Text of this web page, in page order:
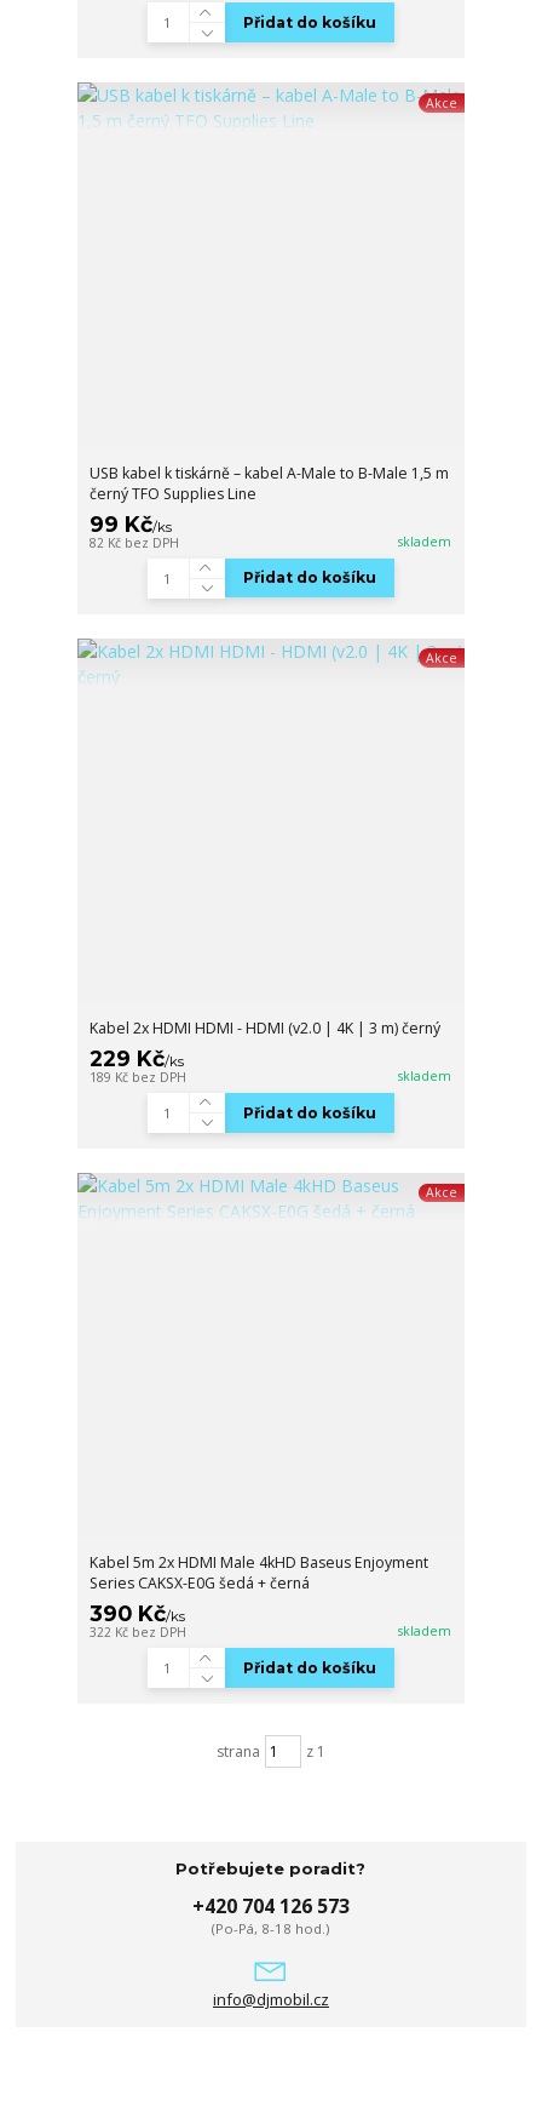
Přidat do košíku
Akce
USB kabel k tiskárně – kabel A-Male to B-Male 1,5 m
černý TFO Supplies Line
99 Kč/ks
82 Kč bez DPH skladem
Přidat do košíku
Akce
Kabel 2x HDMI HDMI - HDMI (v2.0 | 4K | 3 m) černý
229 Kč/ks
189 Kč bez DPH skladem
Přidat do košíku
Akce
Kabel 5m 2x HDMI Male 4kHD Baseus Enjoyment
Series CAKSX-E0G šedá + černá
390 Kč/ks
322 Kč bez DPH skladem
Přidat do košíku
strana z 1
Potřebujete poradit?
+420 704 126 573
(Po-Pá, 8-18 hod.)
info@djmobil.cz